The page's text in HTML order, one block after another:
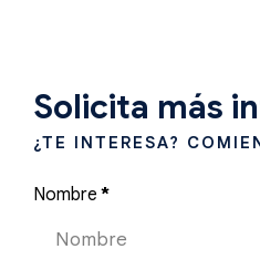
Solicita más
¿TE INTERESA?
Nombre *